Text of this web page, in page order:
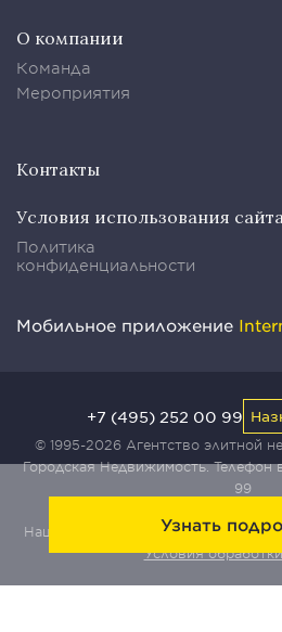
Узнать
О компании
Команда
Мероприятия
Контакты
Условия использования
Политика
конфиденциальности
Мобильное приложение
© 1995-2026 Агентство элитной
Городская Недвижимость. Телефон
99
Наш сайт защищен с помощью
Условия
+7 (495) 252 00 99